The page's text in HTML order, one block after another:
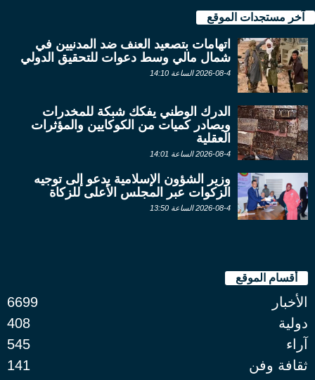
آخر مستجدات الموقع
اتهامات بتصعيد العنف ضد المدنيين في
شمال مالي وسط دعوات للتحقيق الدولي
2026-08-4 الساعة 14:10
الدرك الوطني يفكك شبكة للمخدرات
ويصادر كميات من الكوكايين والمؤثرات
العقلية
2026-08-4 الساعة 14:01
وزير الشؤون الإسلامية يدعو إلى توجيه
الزكوات عبر المجلس الأعلى للزكاة
2026-08-4 الساعة 13:50
أقسام الموقع
الأخبار
6699
دولية
408
آراء
545
ثقافة وفن
141